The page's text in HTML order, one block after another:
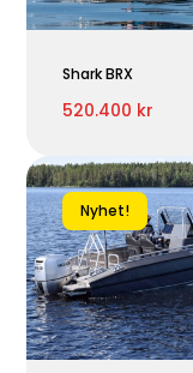
Shark BRX
520.400 kr
Nyhet!